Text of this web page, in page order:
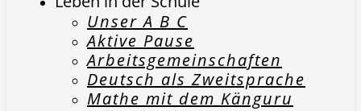
Unser A B C
Aktive Pause
Arbeitsgemeinschaften
Deutsch als Zweitsprache
Mathe mit dem Känguru